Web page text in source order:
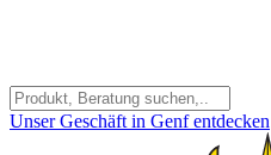
Unser Geschäft in Genf entdecken